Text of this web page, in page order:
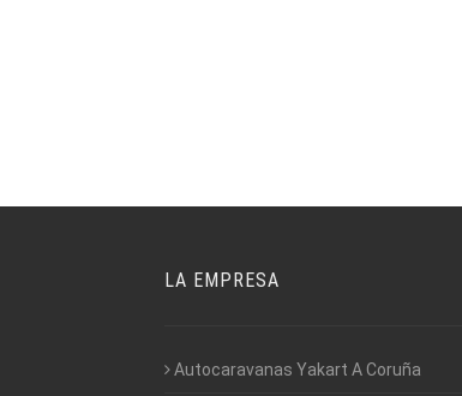
LA EMPRESA
Autocaravanas Yakart A Coruña